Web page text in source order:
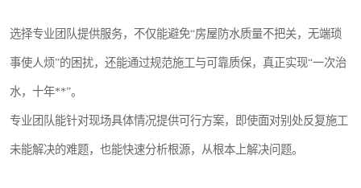
选择专业团队提供服务，不仅能避免“房屋防水质量不把关，无端琐
事使人烦”的困扰，还能通过规范施工与可靠质保，真正实现“一次治
水，十年**”。
专业团队能针对现场具体情况提供可行方案，即使面对别处反复施工
未能解决的难题，也能快速分析根源，从根本上解决问题。